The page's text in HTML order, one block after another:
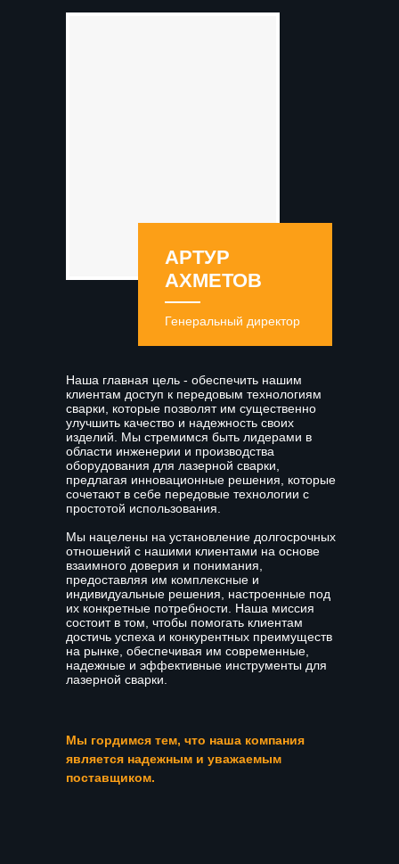
Наша главная цель - обеспечить нашим
клиентам доступ к передовым технологиям
сварки, которые позволят им существенно
улучшить качество и надежность своих
изделий. Мы стремимся быть лидерами в
области инженерии и производства
оборудования для лазерной сварки,
предлагая инновационные решения, которые
сочетают в себе передовые технологии с
простотой использования.
Мы нацелены на установление долгосрочных
отношений с нашими клиентами на основе
взаимного доверия и понимания,
предоставляя им комплексные и
индивидуальные решения, настроенные под
их конкретные потребности. Наша миссия
состоит в том, чтобы помогать клиентам
достичь успеха и конкурентных преимуществ
на рынке, обеспечивая им современные,
надежные и эффективные инструменты для
лазерной сварки.
Генеральный директор
АРТУР
АХМЕТОВ
Мы гордимся тем, что наша компания
является надежным и уважаемым
поставщиком.